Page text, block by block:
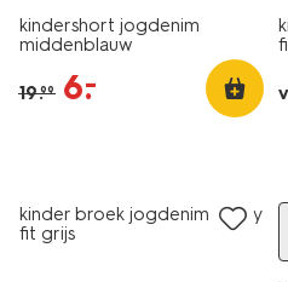
kindershort jogdenim
middenblauw
19.99 6.
–
kinder broek jogdenim skinny
fit grijs